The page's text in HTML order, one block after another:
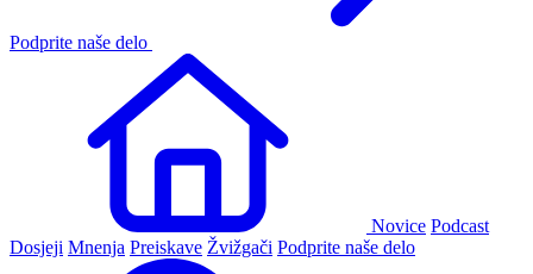
Podprite naše delo
Novice Podcast
Dosjeji Mnenja Preiskave Žvižgači Podprite naše delo